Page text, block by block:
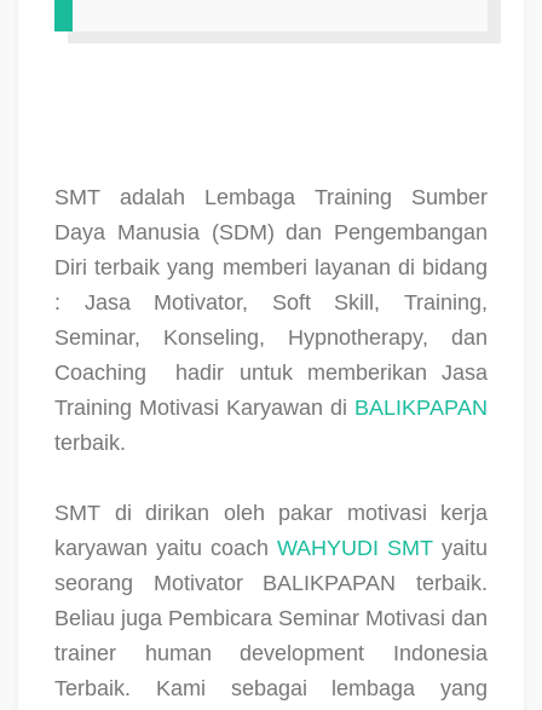
SMT adalah Lembaga Training Sumber
Daya Manusia (SDM) dan Pengembangan
Diri terbaik yang memberi layanan di bidang
: Jasa Motivator, Soft Skill, Training,
Seminar, Konseling, Hypnotherapy, dan
Coaching
hadir untuk memberikan Jasa
Training Motivasi Karyawan di BALIKPAPAN
terbaik.
SMT di dirikan oleh pakar motivasi kerja
karyawan yaitu coach WAHYUDI SMT yaitu
seorang Motivator BALIKPAPAN terbaik.
Beliau juga Pembicara Seminar Motivasi dan
trainer human development Indonesia
Terbaik. Kami sebagai lembaga yang